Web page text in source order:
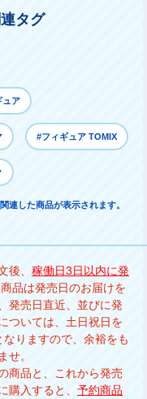
タグ
ュア
#フィギュア TOMIX
連した商品が表示されます。
後、 稼働日3日以内に発
品は発売日のお届けを
発売日直近、並びに発
ついては、土日祝日を
りますので、余裕をも
せ。
商品と、これから発売
購入すると、 予約商品